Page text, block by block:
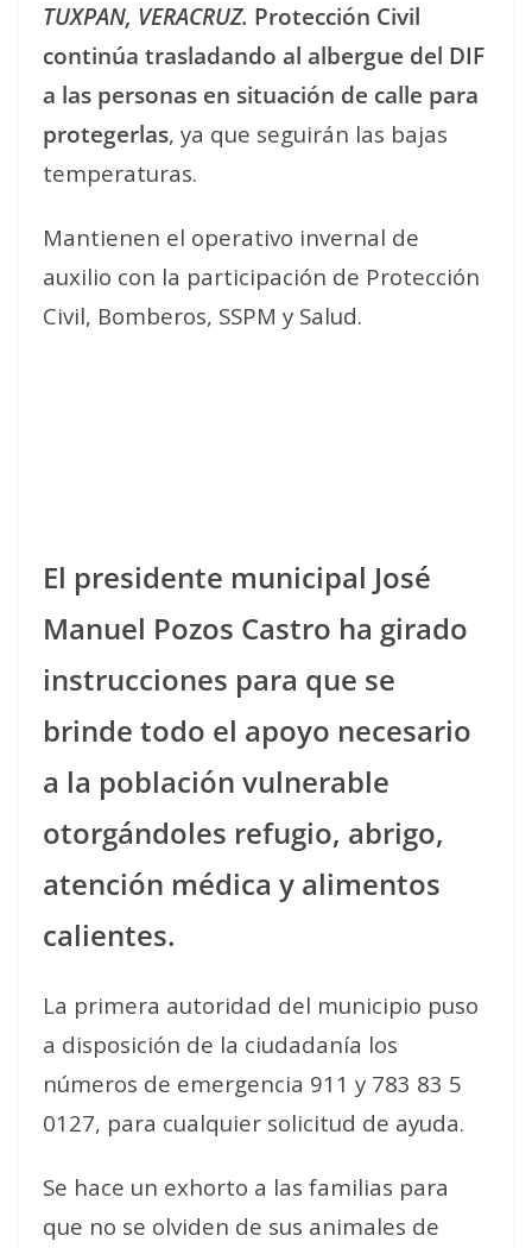
TUXPAN, VERACRUZ. Protección Civil
continúa trasladando al albergue del DIF
a las personas en situación de calle para
protegerlas, ya que seguirán las bajas
temperaturas.
Mantienen el operativo invernal de
auxilio con la participación de Protección
Civil, Bomberos, SSPM y Salud.
El presidente municipal José
Manuel Pozos Castro ha girado
instrucciones para que se
brinde todo el apoyo necesario
a la población vulnerable
otorgándoles refugio, abrigo,
atención médica y alimentos
calientes.
La primera autoridad del municipio puso
a disposición de la ciudadanía los
números de emergencia 911 y 783 83 5
0127, para cualquier solicitud de ayuda.
Se hace un exhorto a las familias para
que no se olviden de sus animales de